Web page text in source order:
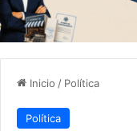
Inicio / Política
Política